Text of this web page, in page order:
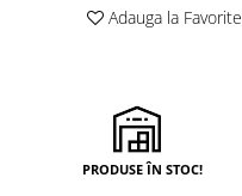
Adauga la Favorite
PRODUSE ÎN STOC!